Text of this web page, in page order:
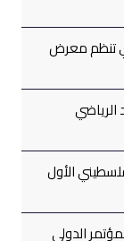
تنظم معرض
الأول
الدولي